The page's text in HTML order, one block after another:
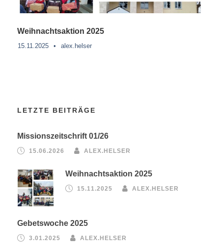
Weihnachtsaktion 2025
15.11.2025 • alex.helser
LETZTE BEITRÄGE
Missionszeitschrift 01/26
15.06.2026 ALEX.HELSER
Weihnachtsaktion 2025
15.11.2025 ALEX.HELSER
Gebetswoche 2025
3.01.2025 ALEX.HELSER